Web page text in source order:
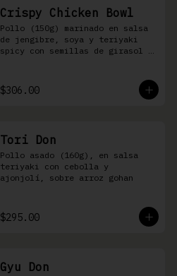
Crispy Chicken Bowl
Pollo (150g) marinado en salsa
de jengibre, soya y teriyaki
spicy con semillas de girasol y
$306.00
Tori Don
Pollo asado (160g), en salsa
teriyaki con cebolla y
ajonjolí, sobre arroz gohan
$295.00
Gyu Don